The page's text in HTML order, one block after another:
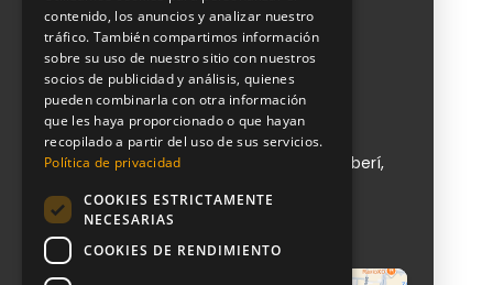
Podcast
Blog
Contacto
NeoAttack
Calle de Sta Engracia, 151, 1, puerta 1, Chamberí,
+ 34 910 612 029
info@neoattack.com
contenido, los anuncios y analizar nuestro
tráfico. También compartimos información
sobre su uso de nuestro sitio con nuestros
socios de publicidad y análisis, quienes
pueden combinarla con otra información
que les haya proporcionado o que hayan
recopilado a partir del uso de sus servicios.
Política de privacidad
COOKIES ESTRICTAMENTE
NECESARIAS
COOKIES DE RENDIMIENTO